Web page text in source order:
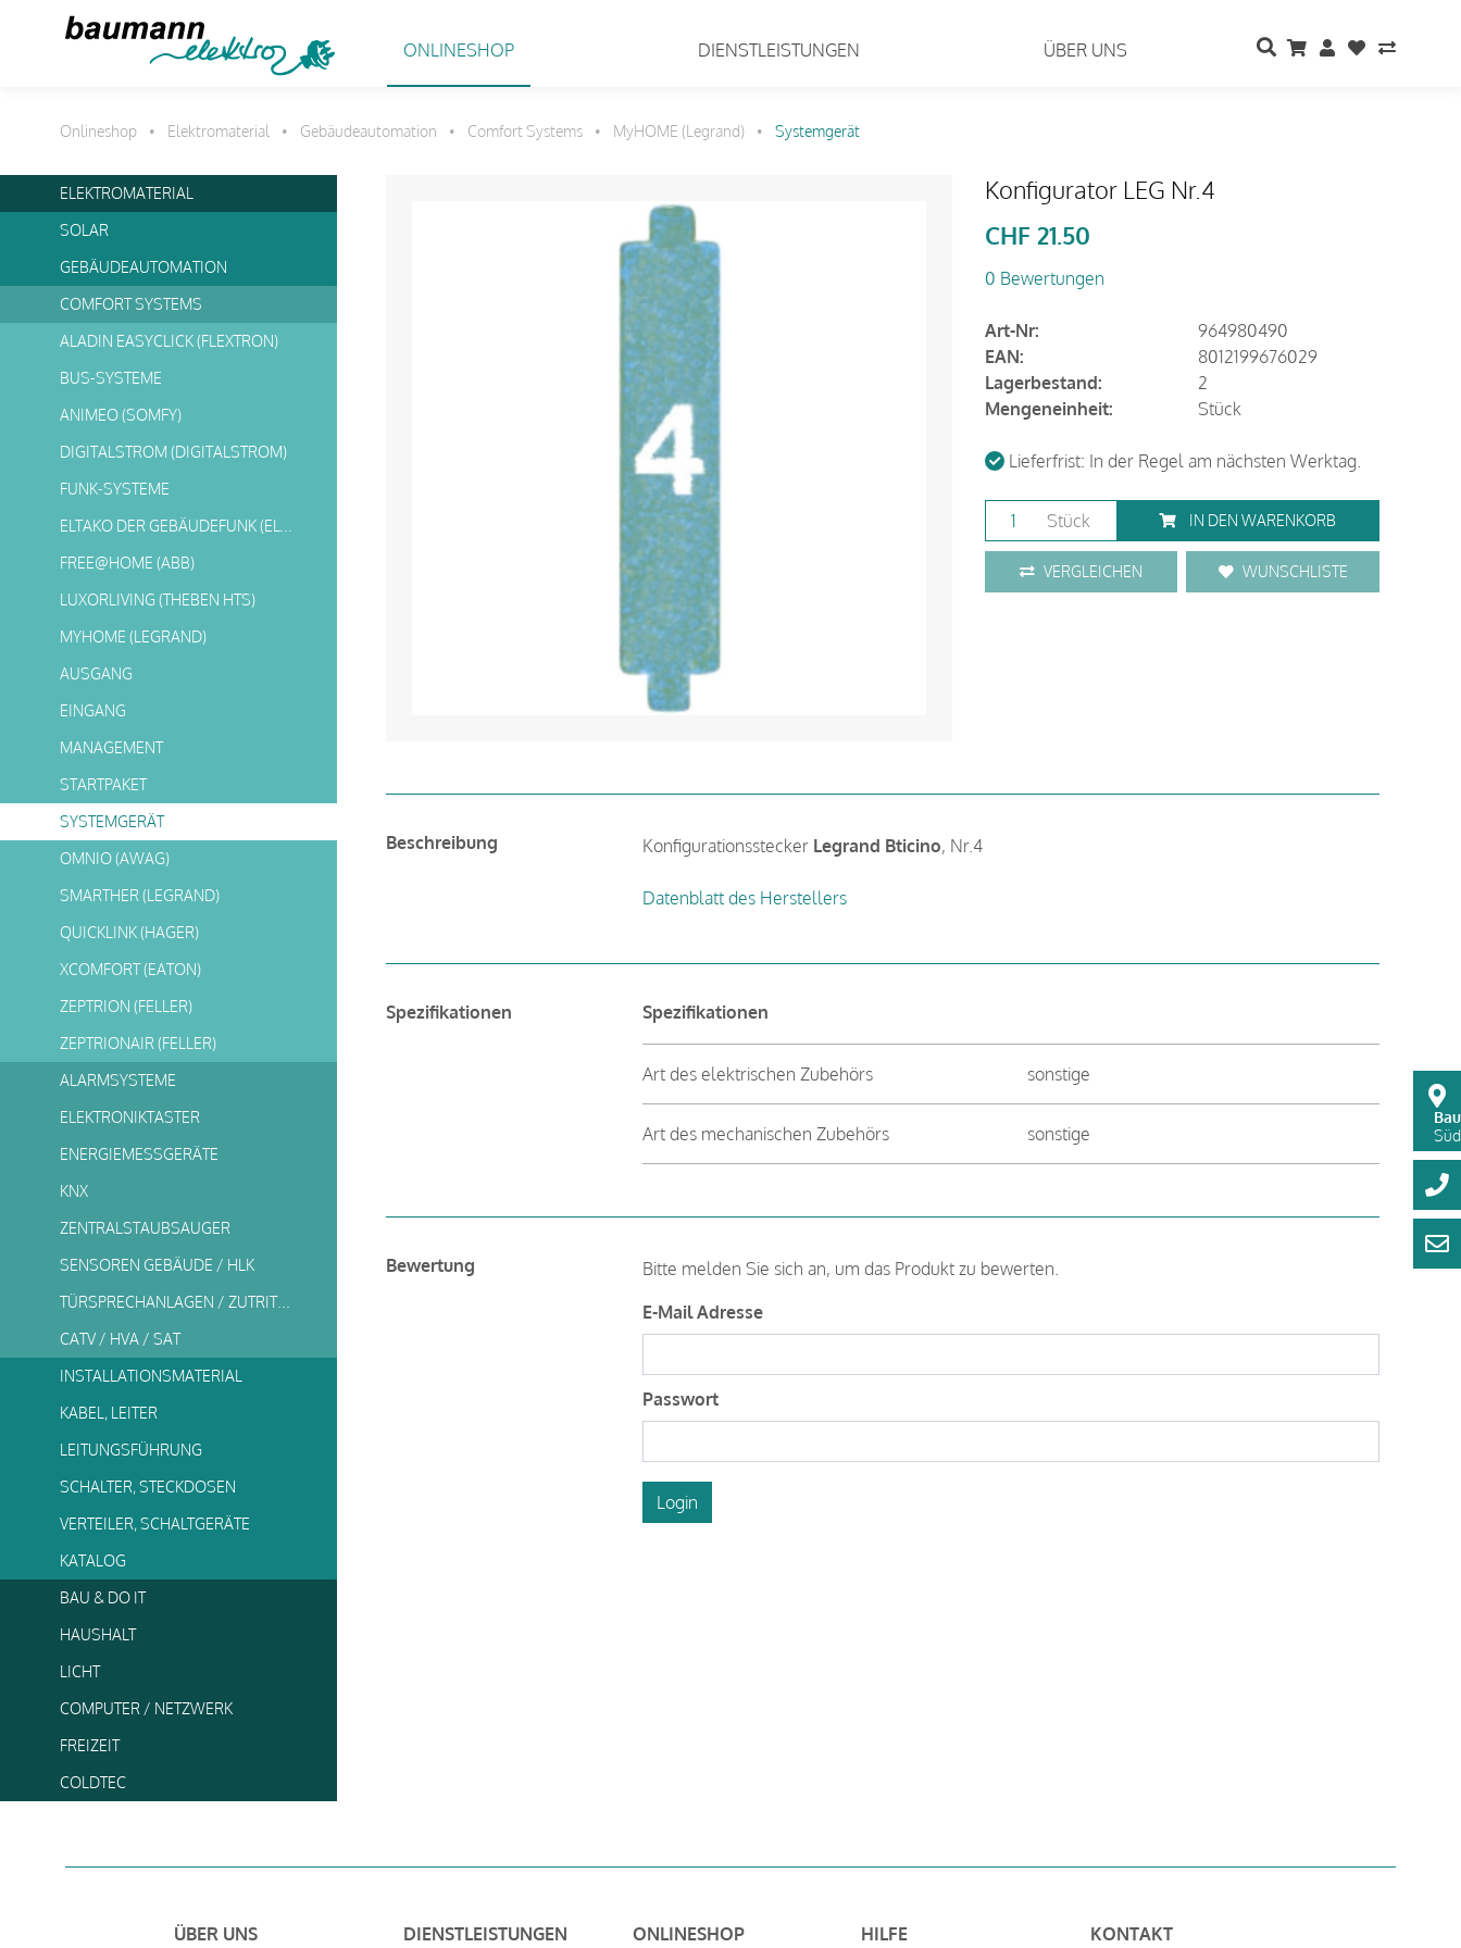
ONLINESHOP DIENSTLEISTUNGEN ÜBER UNS
Onlineshop • Elektromaterial • Gebäudeautomation • Comfort Systems • MyHOME (Legrand) • Systemgerät
ELEKTROMATERIAL
SOLAR
GEBÄUDEAUTOMATION
COMFORT SYSTEMS
ALADIN EASYCLICK (FLEXTRON)
BUS-SYSTEME
ANIMEO (SOMFY)
DIGITALSTROM (DIGITALSTROM)
FUNK-SYSTEME
FREE@HOME (ABB)
LUXORLIVING (THEBEN HTS)
MYHOME (LEGRAND)
AUSGANG
EINGANG
MANAGEMENT
STARTPAKET
SYSTEMGERÄT
OMNIO (AWAG)
SMARTHER (LEGRAND)
QUICKLINK (HAGER)
XCOMFORT (EATON)
ZEPTRION (FELLER)
ZEPTRIONAIR (FELLER)
ALARMSYSTEME
ELEKTRONIKTASTER
ENERGIEMESSGERÄTE
KNX
ZENTRALSTAUBSAUGER
SENSOREN GEBÄUDE / HLK
TÜRSPRECHANLAGEN / ZUTRITTSSYSTEME
CATV / HVA / SAT
INSTALLATIONSMATERIAL
KABEL, LEITER
LEITUNGSFÜHRUNG
SCHALTER, STECKDOSEN
VERTEILER, SCHALTGERÄTE
KATALOG
BAU & DO IT
HAUSHALT
LICHT
COMPUTER / NETZWERK
FREIZEIT
COLDTEC
Konfigurator LEG Nr.4
CHF 21.50
0 Bewertungen
Art-Nr:
964980490
EAN:
8012199676029
Lagerbestand:
2
Mengeneinheit:
Stück
Lieferfrist: In der Regel am nächsten Werktag.
Stück IN DEN WARENKORB
VERGLEICHEN WUNSCHLISTE
Beschreibung Konfigurationsstecker Legrand Bticino, Nr.4
Datenblatt des Herstellers
Spezifikationen Spezifikationen
Art des elektrischen Zubehörs sonstige
Art des mechanischen Zubehörs sonstige
Bewertung
Bitte melden Sie sich an, um das Produkt zu bewerten.
E-Mail Adresse
Passwort
Login
ÜBER UNS DIENSTLEISTUNGEN ONLINESHOP HILFE KONTAKT